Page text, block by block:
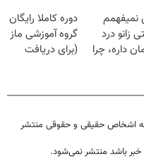
نمیفهمم
زانو درد
داره، چرا
دوره کاملا رایگان
گروه آموزشی ماز
(برای دریافت
اشخاص حقیقی و حقوقی منتشر
خبر باشد منتشر نمی‌شود.